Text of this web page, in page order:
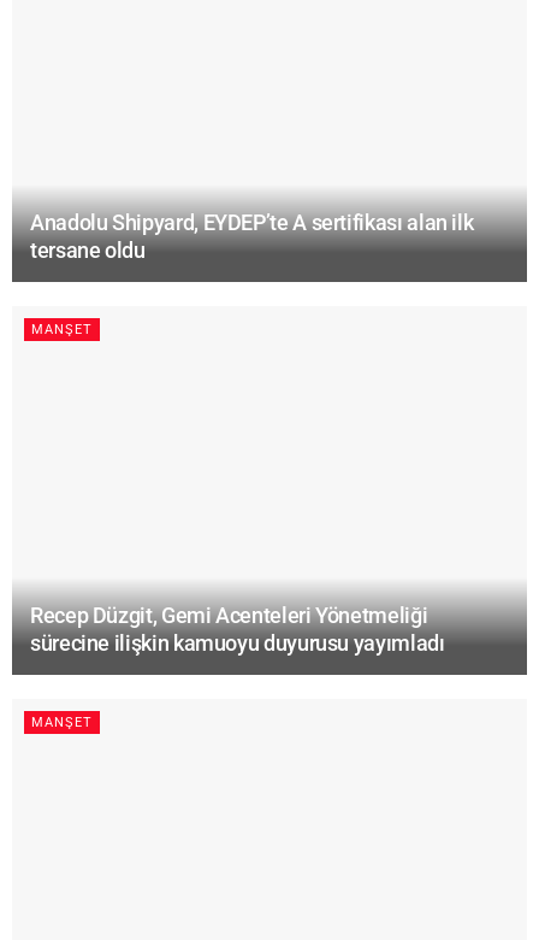
Anadolu Shipyard, EYDEP’te A sertifikası alan ilk
tersane oldu
MANŞET
Recep Düzgit, Gemi Acenteleri Yönetmeliği
sürecine ilişkin kamuoyu duyurusu yayımladı
MANŞET